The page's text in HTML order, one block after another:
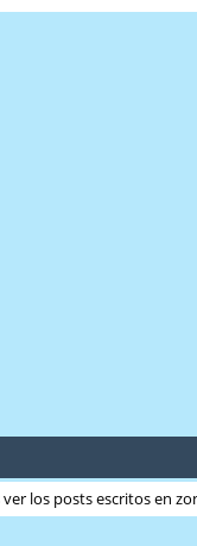
los posts escritos en